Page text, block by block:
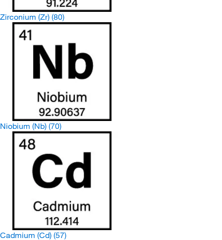
Zirconium (Zr) (80)
Niobium (Nb) (70)
Cadmium (Cd) (57)